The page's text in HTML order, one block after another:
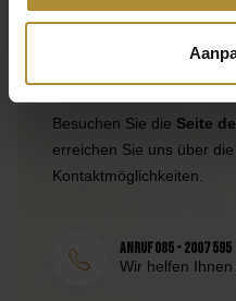
Kontaktieren Sie uns
Besuchen Sie die Seite
erreichen Sie uns über
Kontaktmöglichkeiten.
Anruf 085 - 2007 595
Wir helfen Ihnen